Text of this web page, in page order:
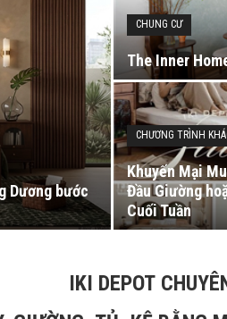
Dương bước
CHUNG CƯ
The Inner
CHƯƠNG TRÌNH
Khuyến Mại
Đầu Giường
Cuối Tuần
IKI DEPOT